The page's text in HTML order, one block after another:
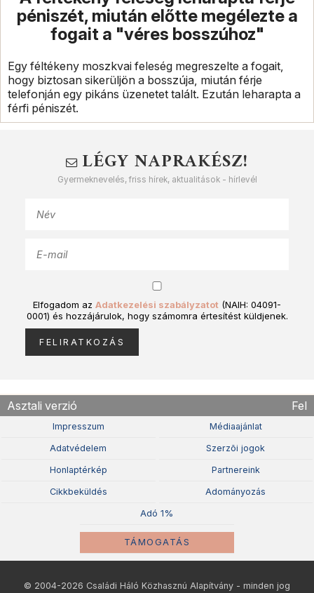
péniszét, miután előtte megélezte a
fogait a "véres bosszúhoz"
Egy féltékeny moszkvai feleség megreszelte a fogait,
hogy biztosan sikerüljön a bosszúja, miután férje
telefonján egy pikáns üzenetet talált. Ezután leharapta a
férfi péniszét.
LÉGY NAPRAKÉSZ!
Gyermeknevelés, friss hírek, aktualitások - hírlevél
Elfogadom az Adatkezelési szabályzatot (NAIH: 04091-
0001) és hozzájárulok, hogy számomra értesítést küldjenek.
Asztali verzió Fel
Impresszum Médiaajánlat
Adatvédelem Szerzõi jogok
Honlaptérkép Partnereink
Cikkbeküldés Adományozás
Adó 1%
TÁMOGATÁS
© 2004-2026 Családi Háló Közhasznú Alapítvány - minden jog